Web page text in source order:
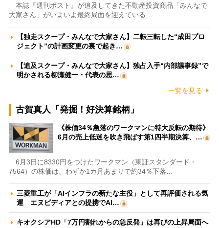
本誌『週刊ポスト』が追及してきた不動産投資商品「みんなで
大家さん」がいよいよ最終局面を迎えている…
【独走スクープ・みんなで大家さん】二転三転した“成田プロ
ジェクト”の計画変更の裏で起き…
【追及スクープ・みんなで大家さん】独占入手“内部議事録”で
明かされる柳瀬健一・代表の思…
一覧を見る
古賀真人「発掘！好決算銘柄」
《株価34％急落のワークマンに特大反転の期待》
6月の売上低迷を吹き飛ばす第1四半期決算、…
6月3日に8330円をつけたワークマン（東証スタンダード・
7564）の株価は、わずか1カ月あまりで約34％下落…
三菱重工が「AIインフラの新たな主役」として再評価される気
運 エヌビディアとの提携でAI…
キオクシアHD「7万円割れからの急反発」は再びの上昇局面へ